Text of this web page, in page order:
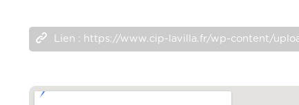
Lien : https://www.cip-lavilla.fr/wp-content/